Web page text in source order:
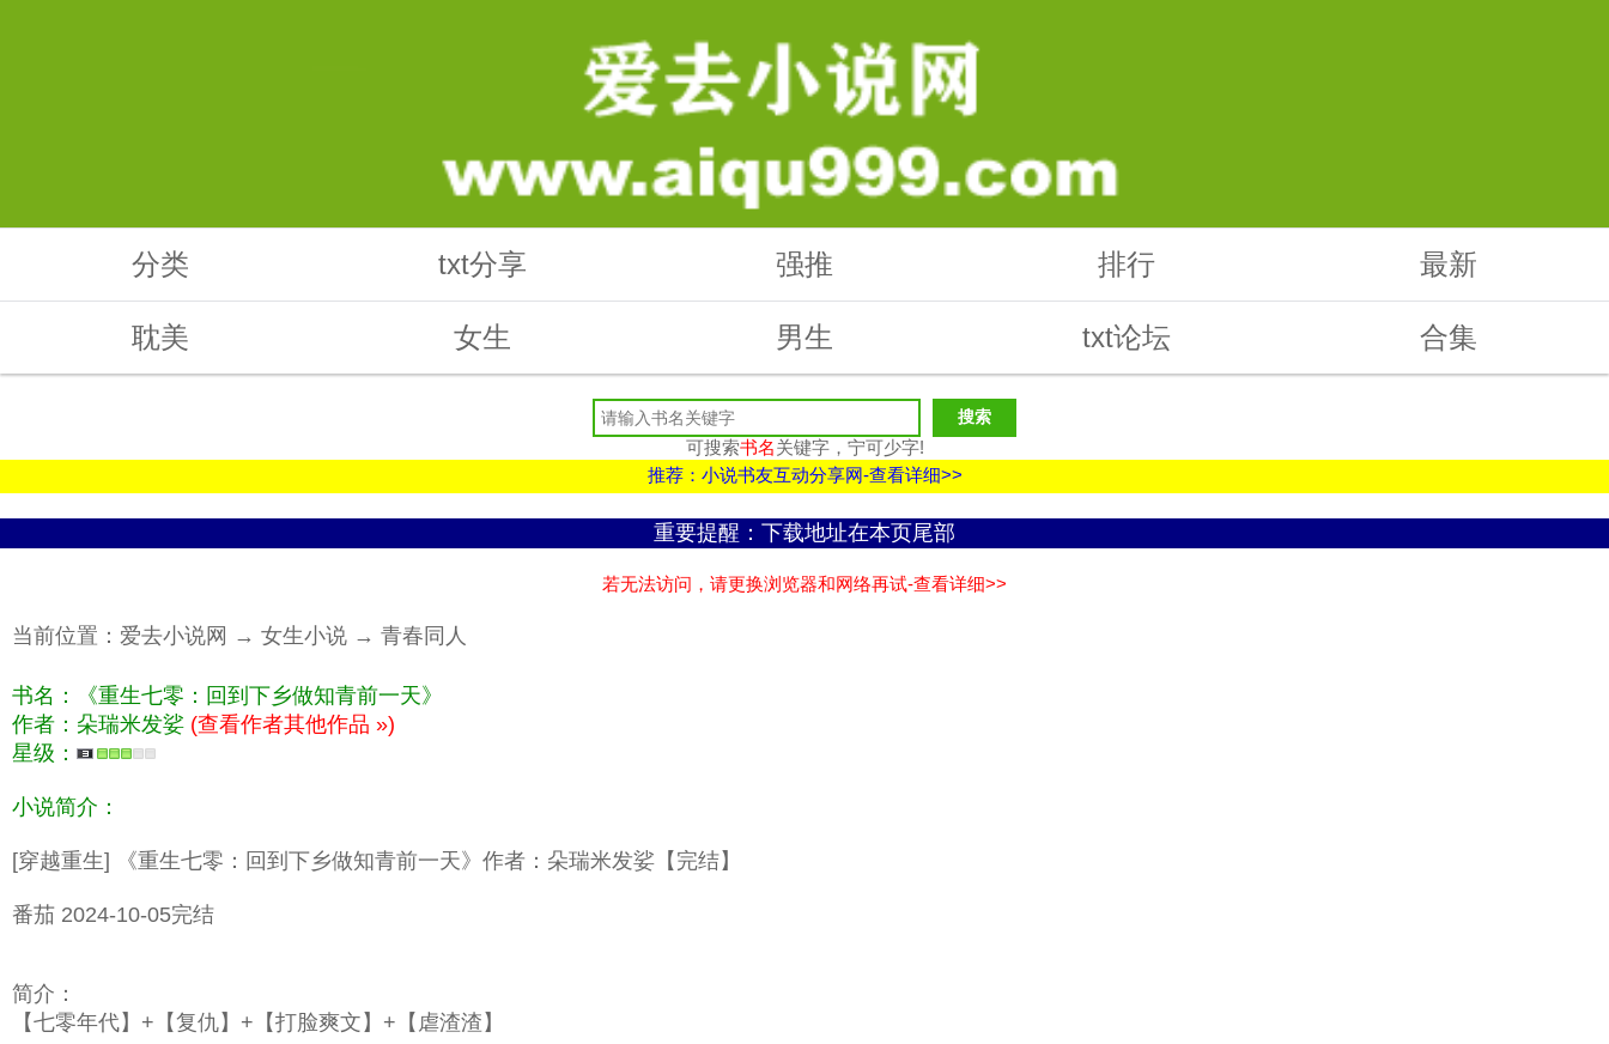
分类 txt分享 强推 排行 最新
耽美 女生 男生 txt论坛 合集
可搜索书名关键字，宁可少字!
推荐：小说书友互动分享网-查看详细>>
重要提醒：下载地址在本页尾部
若无法访问，请更换浏览器和网络再试-查看详细>>
当前位置： 爱去小说网 → 女生小说 → 青春同人
书名：《重生七零：回到下乡做知青前一天》
作者：朵瑞米发娑 (查看作者其他作品 »)
星级：
小说简介：
[穿越重生] 《重生七零：回到下乡做知青前一天》作者：朵瑞米发娑【完结】
番茄 2024-10-05完结
简介：
【七零年代】+【复仇】+【打脸爽文】+【虐渣渣】